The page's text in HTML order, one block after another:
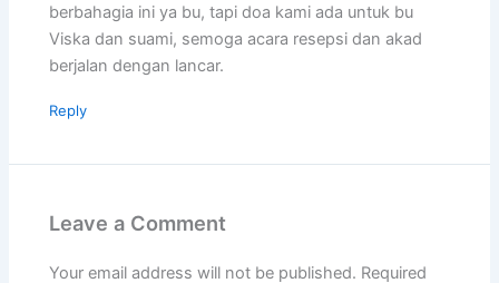
berbahagia ini ya bu, tapi doa kami ada untuk bu
Viska dan suami, semoga acara resepsi dan akad
berjalan dengan lancar.
Reply
Leave a Comment
Your email address will not be published. Required